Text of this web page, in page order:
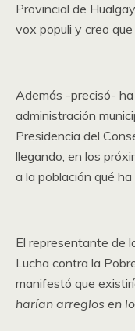
Provincial de
vox populi y creo que
Además -precisó-
administración
Presidencia del
llegando, en los
a la población qué
El representante de
Lucha contra la
manifestó que
harían arreglos en